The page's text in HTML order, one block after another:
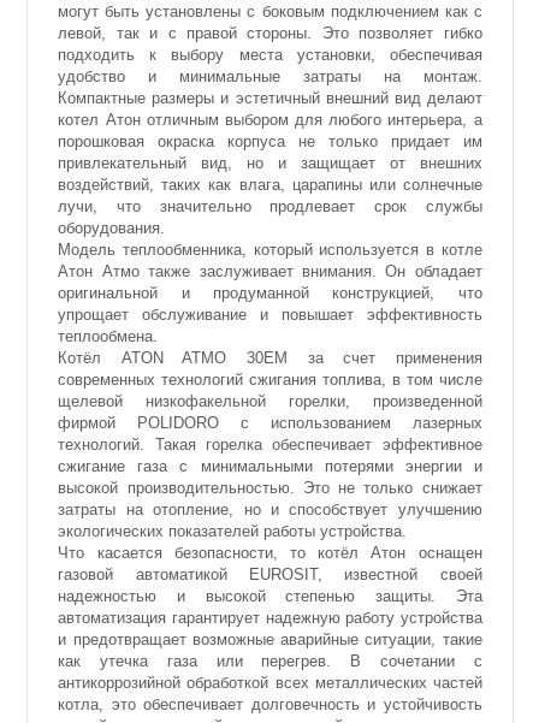
могут быть установлены с боковым подключением как с
левой, так и с правой стороны. Это позволяет гибко
подходить к выбору места установки, обеспечивая
удобство и минимальные затраты на монтаж.
Компактные размеры и эстетичный внешний вид делают
котел Атон отличным выбором для любого интерьера, а
порошковая окраска корпуса не только придает им
привлекательный вид, но и защищает от внешних
воздействий, таких как влага, царапины или солнечные
лучи, что значительно продлевает срок службы
оборудования.
Модель теплообменника, который используется в котле
Атон Атмо также заслуживает внимания. Он обладает
оригинальной и продуманной конструкцией, что
упрощает обслуживание и повышает эффективность
теплообмена.
Котёл ATON ATMO 30ЕМ за счет применения
современных технологий сжигания топлива, в том числе
щелевой низкофакельной горелки, произведенной
фирмой POLIDORO с использованием лазерных
технологий. Такая горелка обеспечивает эффективное
сжигание газа с минимальными потерями энергии и
высокой производительностью. Это не только снижает
затраты на отопление, но и способствует улучшению
экологических показателей работы устройства.
Что касается безопасности, то котёл Атон оснащен
газовой автоматикой EUROSIT, известной своей
надежностью и высокой степенью защиты. Эта
автоматизация гарантирует надежную работу устройства
и предотвращает возможные аварийные ситуации, такие
как утечка газа или перегрев. В сочетании с
антикоррозийной обработкой всех металлических частей
котла, это обеспечивает долговечность и устойчивость